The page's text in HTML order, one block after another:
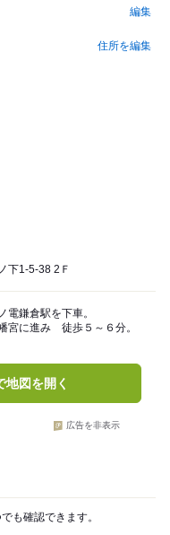
編集
住所を編集
下1-5-38 2Ｆ
電鎌倉駅を下車。
宮に進み 徒歩５～６分。
地図を開く
広告を非表示
も確認できます。